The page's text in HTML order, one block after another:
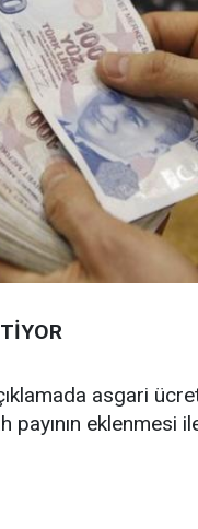
asgari
eklenmesi ile